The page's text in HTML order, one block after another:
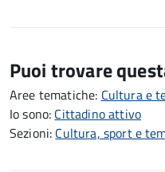
Puoi trovare
Aree tematiche: Cultura e
Io sono: Cittadino attivo
Sezioni: Cultura, sport e